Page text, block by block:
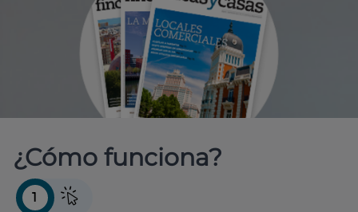
¿Cómo funciona?
1